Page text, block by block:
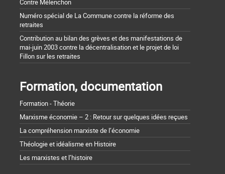
Contre Mélenchon
Numéro spécial de La Commune contre la réforme des
retraites
Contribution au bilan des grèves et des manifestations de
mai-juin 2003 contre la décentralisation et le projet de loi
Fillon sur les retraites
Formation, documentation
Formation - Théorie
Marxisme économie – 2 : Retour sur quelques idées reçues
La compréhension marxiste de l’économie
Théologie et idéalisme en Histoire
Les marxistes et l’histoire